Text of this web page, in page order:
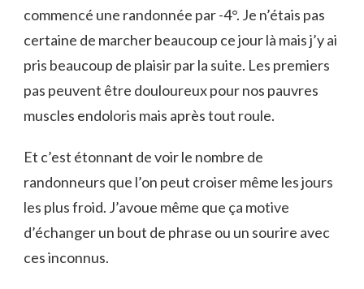
commencé une randonnée par -4°. Je n’étais pas
certaine de marcher beaucoup ce jour là mais j’y ai
pris beaucoup de plaisir par la suite. Les premiers
pas peuvent être douloureux pour nos pauvres
muscles endoloris mais après tout roule.
Et c’est étonnant de voir le nombre de
randonneurs que l’on peut croiser même les jours
les plus froid. J’avoue même que ça motive
d’échanger un bout de phrase ou un sourire avec
ces inconnus.